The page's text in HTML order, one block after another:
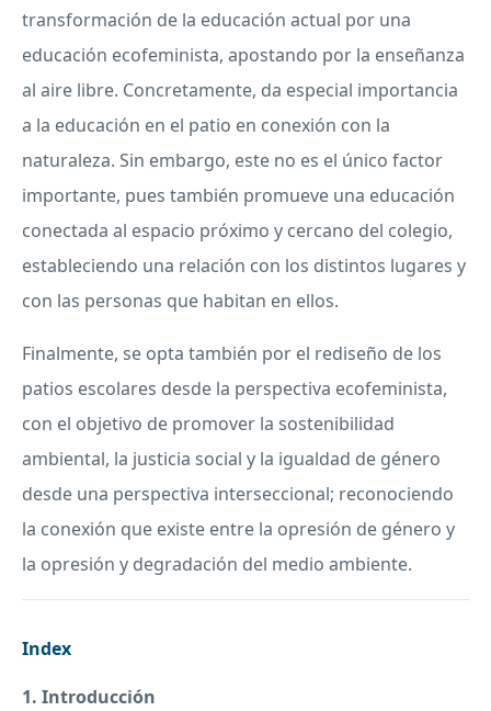
transformación de la educación actual por una
educación ecofeminista, apostando por la enseñanza
al aire libre. Concretamente, da especial importancia
a la educación en el patio en conexión con la
naturaleza. Sin embargo, este no es el único factor
importante, pues también promueve una educación
conectada al espacio próximo y cercano del colegio,
estableciendo una relación con los distintos lugares y
con las personas que habitan en ellos.
Finalmente, se opta también por el rediseño de los
patios escolares desde la perspectiva ecofeminista,
con el objetivo de promover la sostenibilidad
ambiental, la justicia social y la igualdad de género
desde una perspectiva interseccional; reconociendo
la conexión que existe entre la opresión de género y
la opresión y degradación del medio ambiente.
Index
1. Introducción